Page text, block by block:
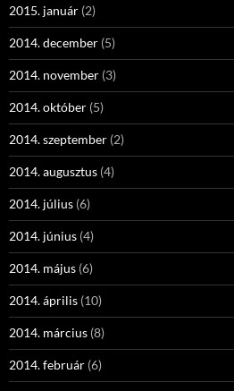
2015. január (2)
2014. december (5)
2014. november (3)
2014. október (5)
2014. szeptember (2)
2014. augusztus (4)
2014. július (6)
2014. június (4)
2014. május (6)
2014. április (10)
2014. március (8)
2014. február (6)